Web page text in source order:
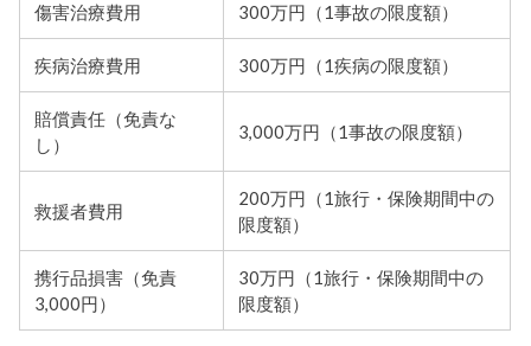
傷害治療費用 300万円（1事故の限度額）
疾病治療費用 300万円（1疾病の限度額）
賠償責任（免責な
し）
3,000万円（1事故の限度額）
救援者費用
200万円（1旅行・保険期間中の
限度額）
携行品損害（免責
3,000円）
30万円（1旅行・保険期間中の
限度額）